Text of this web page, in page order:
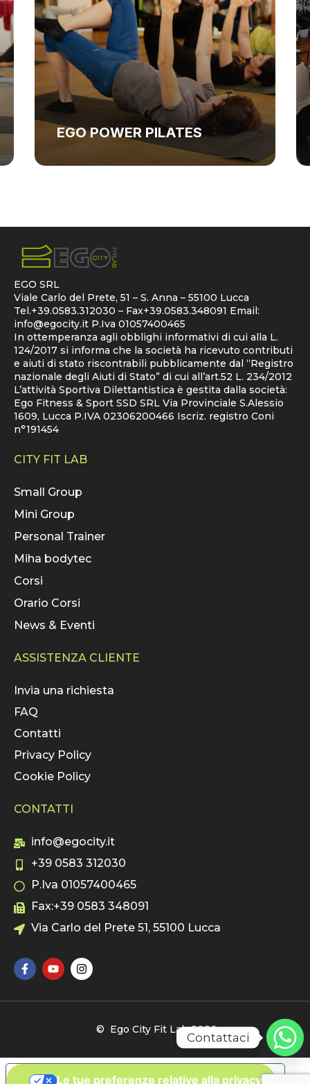
EGO POWER PILATES
EGO SRL
Viale Carlo del Prete, 51 – S. Anna – 55100 Lucca
Tel.+39.0583.312030 – Fax+39.0583.348091 Email:
info@egocity.it P.Iva 01057400465
In ottemperanza agli obblighi informativi di cui alla L.
124/2017 si informa che la società ha ricevuto contributi
e aiuti di stato riscontrabili pubblicamente dal “Registro
nazionale degli Aiuti di Stato” di cui all’art.52 L. 234/2012
L’attività Sportiva Dilettantistica è gestita dalla società:
Ego Fitness & Sport SSD SRL Via Provinciale S.Alessio
1609, Lucca P.IVA 02306200466 Iscriz. registro Coni
n°191454
CITY FIT LAB
Small Group
Mini Group
Personal Trainer
Miha bodytec
Corsi
Orario Corsi
News & Eventi
ASSISTENZA CLIENTE
Invia una richiesta
FAQ
Contatti
Privacy Policy
Cookie Policy
CONTATTI
info@egocity.it
+39 0583 312030
P.Iva 01057400465
Fax:+39 0583 348091
Via Carlo del Prete 51, 55100 Lucca
© Ego City Fit Lab 2026
Contattaci
Le tue preferenze relative alla privacy